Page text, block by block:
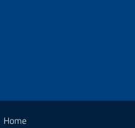
Home